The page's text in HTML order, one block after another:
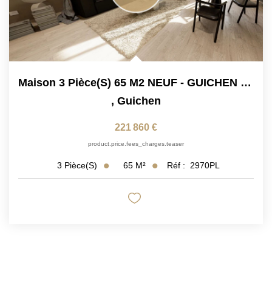
Maison 3 Pièce(s) 65 M2 NEUF - GUICHEN PONT-REAN BRUZ
, Guichen
221 860 €
product.price.fees_charges.teaser
3 Pièce(s) 65 M² Réf : 2970PL